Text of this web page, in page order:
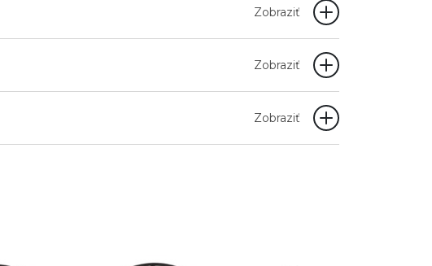
Zobraziť
Zobraziť
Zobraziť